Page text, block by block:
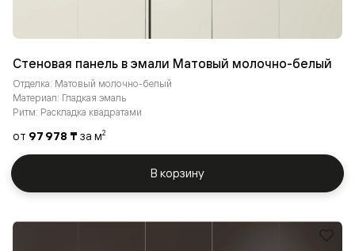
Стеновая панель в эмали Матовый молочно-белый
Отделка: Матовый молочно-белый
Материал: Гладкая эмаль
Ритм: Раскладка квадратами
от 97 978 ₸ за м2
В корзину